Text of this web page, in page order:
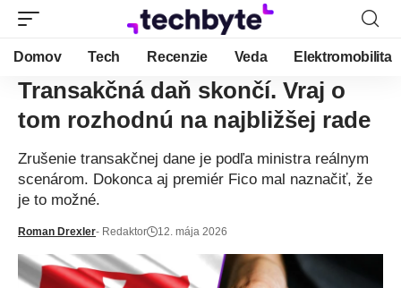
Domov Tech Recenzie Veda Elektromobilita
Transakčná daň skončí. Vraj o
tom rozhodnú na najbližšej rade
Zrušenie transakčnej dane je podľa ministra reálnym
scenárom. Dokonca aj premiér Fico mal naznačiť, že
je to možné.
Roman Drexler- Redaktor 12. mája 2026